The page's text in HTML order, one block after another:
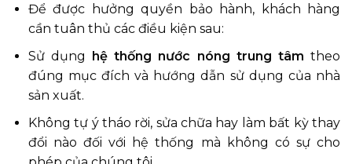
Để được hưởng quyền bảo hành, khách hàng
cần tuân thủ các điều kiện sau:
Sử dụng hệ thống nước nóng trung tâm theo
đúng mục đích và hướng dẫn sử dụng của nhà
sản xuất.
Không tự ý tháo rời, sửa chữa hay làm bất kỳ thay
đổi nào đối với hệ thống mà không có sự cho